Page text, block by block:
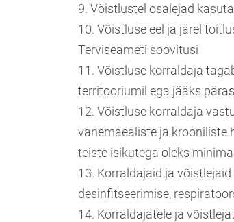
9. Võistlustel osalejad
10. Võistluse eel ja järel
Terviseameti soovitusi
11. Võistluse korraldaja
territooriumil ega jääks
12. Võistluse korraldaja
vanemaealiste ja krooniliste
teiste isikutega oleks
13. Korraldajaid ja
desinfitseerimise,
14. Korraldajatele ja